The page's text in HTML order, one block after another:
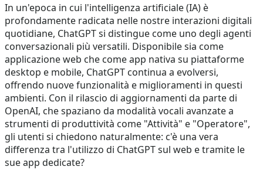
In un'epoca in cui l'intelligenza artificiale (IA) è
profondamente radicata nelle nostre interazioni digitali
quotidiane, ChatGPT si distingue come uno degli agenti
conversazionali più versatili. Disponibile sia come
applicazione web che come app nativa su piattaforme
desktop e mobile, ChatGPT continua a evolversi,
offrendo nuove funzionalità e miglioramenti in questi
ambienti. Con il rilascio di aggiornamenti da parte di
OpenAI, che spaziano da modalità vocali avanzate a
strumenti di produttività come "Attività" e "Operatore",
gli utenti si chiedono naturalmente: c'è una vera
differenza tra l'utilizzo di ChatGPT sul web e tramite le
sue app dedicate?